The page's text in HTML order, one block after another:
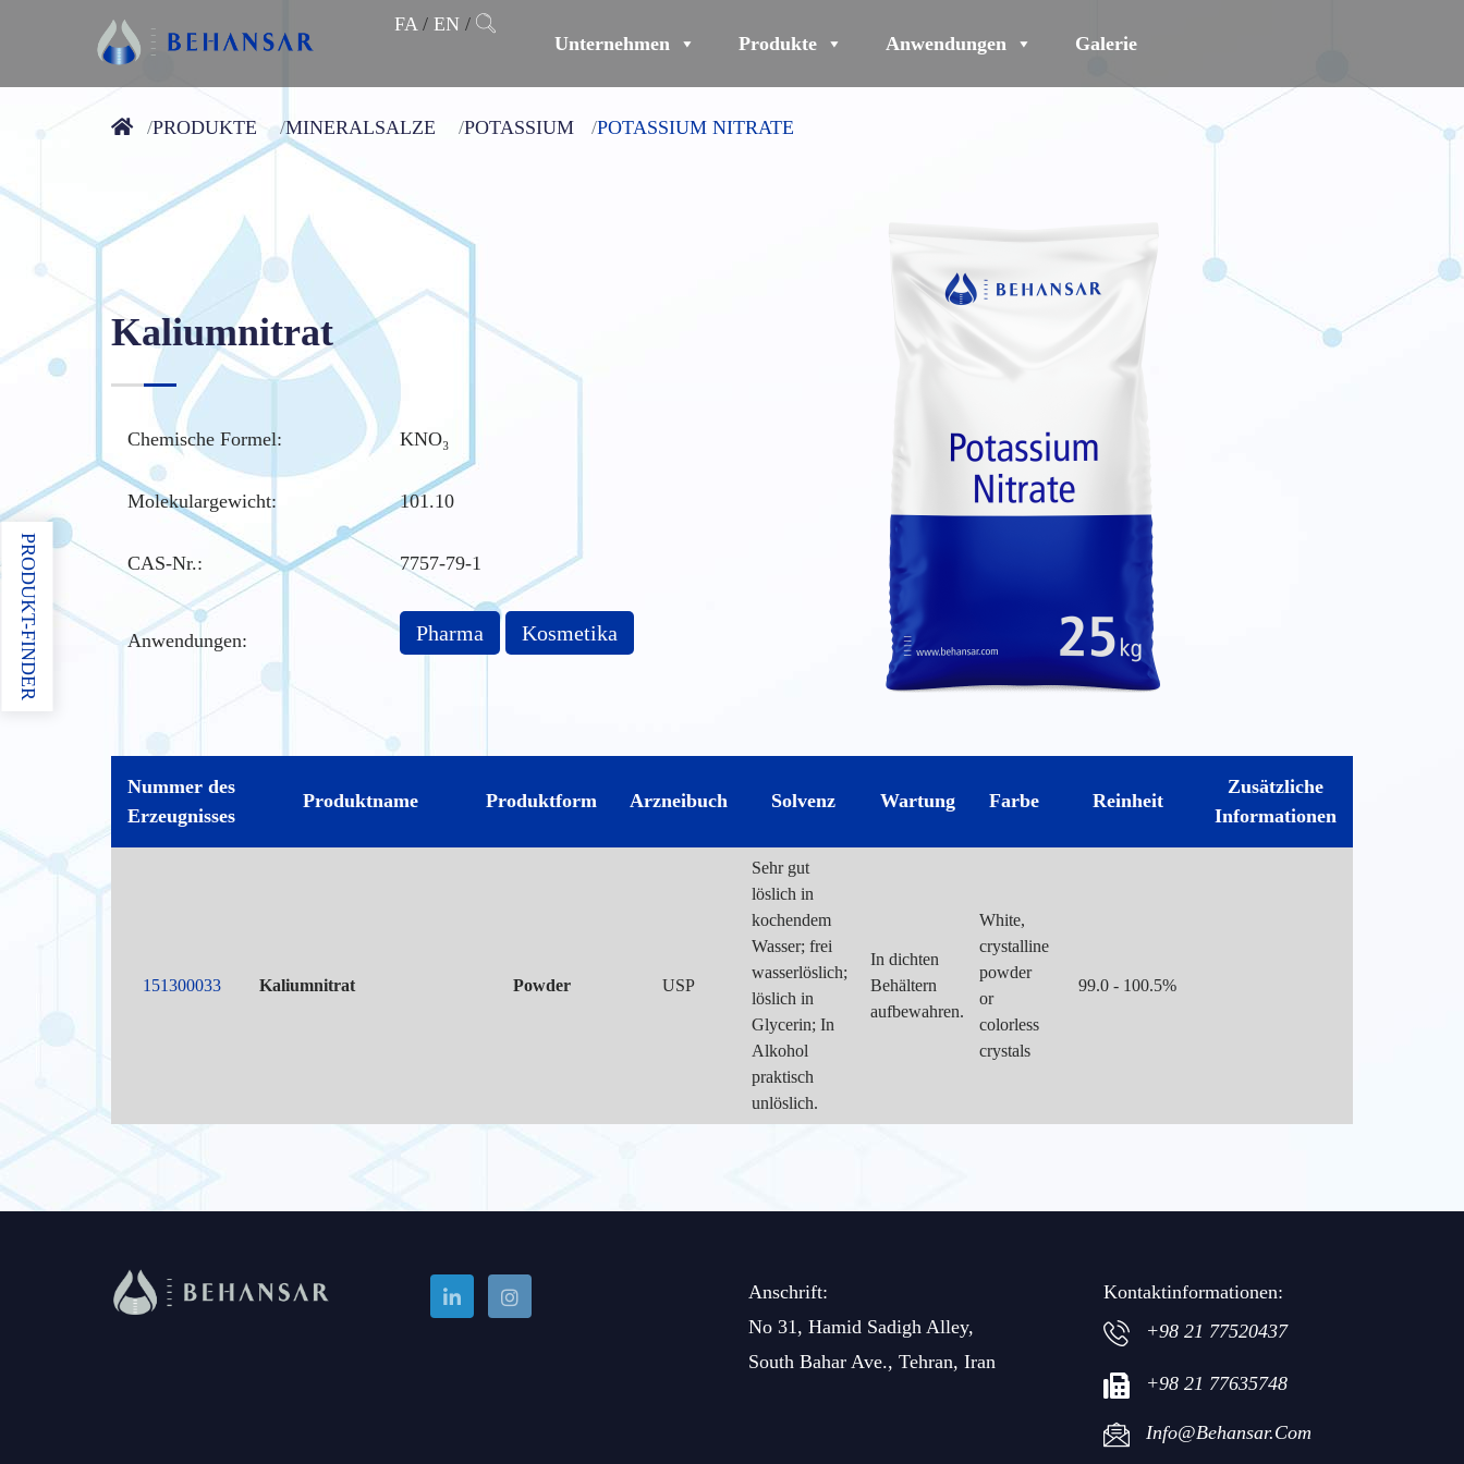
FA/ EN/
Unternehmen
Produkte Anwendungen Galerie
PRODUKTE MINERALSALZE POTASSIUM POTASSIUM NITRATE
Kaliumnitrat
Chemische Formel: KNO₃
Molekulargewicht: 101.10
CAS-Nr.: 7757-79-1
Anwendungen: Pharma Kosmetika
Nummer des
Erzeugnisses
Produktname Produktform Arzneibuch Solvenz Wartung Farbe Reinheit
Zusätzliche
Informationen
151300033 Kaliumnitrat Powder USP
Sehr gut
löslich in
kochendem
Wasser; frei
wasserlöslich;
löslich in
Glycerin; In
Alkohol
praktisch
unlöslich.
In dichten
Behältern
aufbewahren.
White,
crystalline
powder
or
colorless
crystals
99.0 - 100.5%
Anschrift:
No 31, Hamid Sadigh Alley,
South Bahar Ave., Tehran, Iran
Kontaktinformationen:
+98 21 77520437
+98 21 77635748
Info@behansar.com
PRODUKT-FINDER